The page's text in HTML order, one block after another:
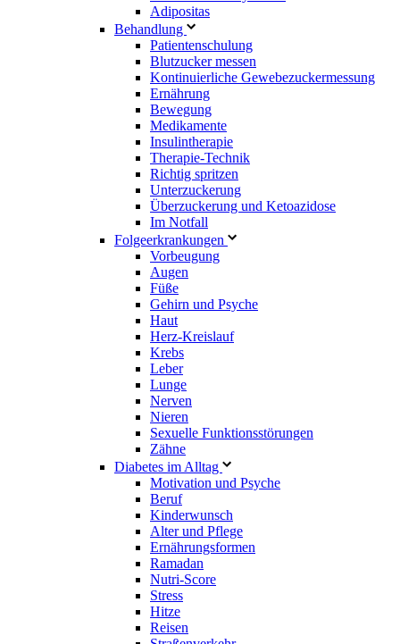
Adipositas
Behandlung
Patientenschulung
Blutzucker messen
Kontinuierliche Gewebezuckermessung
Ernährung
Bewegung
Medikamente
Insulintherapie
Therapie-Technik
Richtig spritzen
Unterzuckerung
Überzuckerung und Ketoazidose
Im Notfall
Folgeerkrankungen
Vorbeugung
Augen
Füße
Gehirn und Psyche
Haut
Herz-Kreislauf
Krebs
Leber
Lunge
Nerven
Nieren
Sexuelle Funktionsstörungen
Zähne
Diabetes im Alltag
Motivation und Psyche
Beruf
Kinderwunsch
Alter und Pflege
Ernährungsformen
Ramadan
Nutri-Score
Stress
Hitze
Reisen